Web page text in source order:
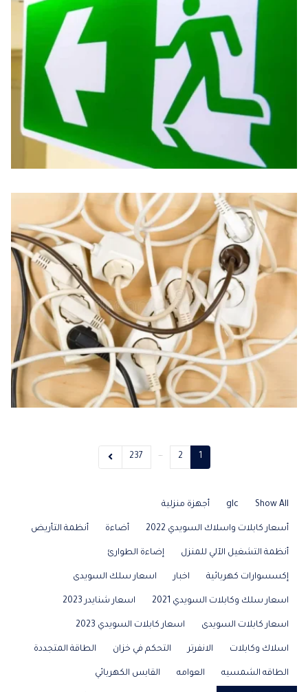
1
2
…
237
Show All
glc أجهزة منزلية
أسعار كابلات واسلاك السويدي 2022 أضاءة أنظمة التأريض
أنظمة التشغيل الآلي للمنزل إضاءة الطوارئ
إكسسوارات كهربائية اخبار اسعار سلك السويدى
اسعار سلك وكابلات السويدي 2021 اسعار شنايدر 2023
اسعار كابلات السويدى اسعار كابلات السويدي 2023
اسلاك وكابلات الانفرتر التحكم في خزان الطاقة المتجددة
الطاقه الشمسيه العوامه القابس الكهربائي